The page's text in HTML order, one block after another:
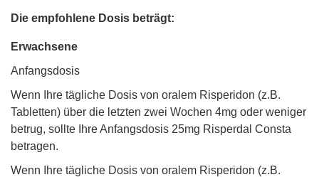
Die empfohlene Dosis beträgt:
Erwachsene
Anfangsdosis
Wenn Ihre tägliche Dosis von oralem Risperidon (z.B.
Tabletten) über die letzten zwei Wochen 4mg oder weniger
betrug, sollte Ihre Anfangsdosis 25mg Risperdal Consta
betragen.
Wenn Ihre tägliche Dosis von oralem Risperidon (z.B.